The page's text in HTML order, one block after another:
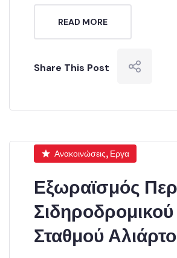
READ MORE
Share This Post
Ανακοινώσεις, Εργα
Εξωραϊσμός
Σιδηροδρομικού
Σταθμού